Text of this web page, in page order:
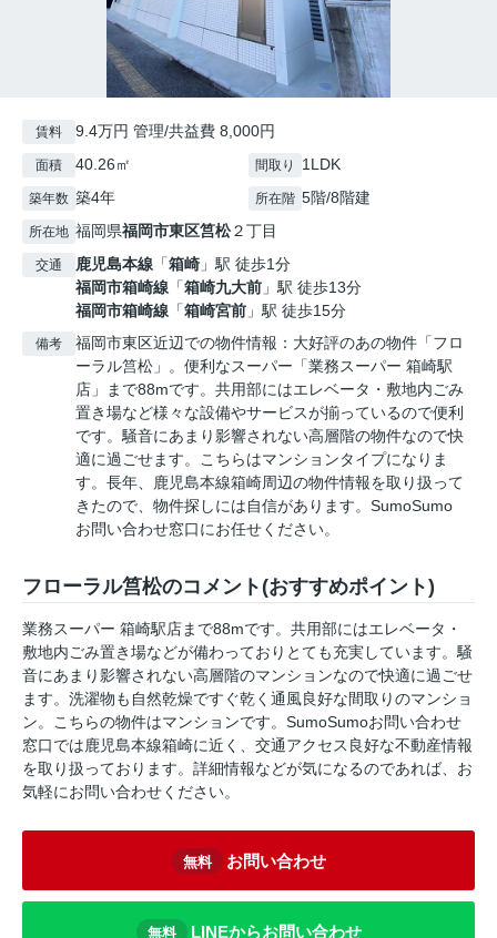
賃料 9.4万円 管理/共益費 8,000円
面積 40.26㎡ 間取り 1LDK
築年数 築4年 所在階 5階/8階建
所在地 福岡県福岡市東区筥松２丁目
交通 鹿児島本線 「箱崎 」駅 徒歩1分
福岡市箱崎線 「箱崎九大前 」駅 徒歩13分
福岡市箱崎線 「箱崎宮前 」駅 徒歩15分
備考
福岡市東区近辺での物件情報：大好評のあの物件「フロ
ーラル筥松」。便利なスーパー「業務スーパー 箱崎駅
店」まで88mです。共用部にはエレベータ・敷地内ごみ
置き場など様々な設備やサービスが揃っているので便利
です。騒音にあまり影響されない高層階の物件なので快
適に過ごせます。こちらはマンションタイプになりま
す。長年、鹿児島本線箱崎周辺の物件情報を取り扱って
きたので、物件探しには自信があります。SumoSumo
お問い合わせ窓口にお任せください。
フローラル筥松のコメント(おすすめポイント)
業務スーパー 箱崎駅店まで88mです。共用部にはエレベータ・
敷地内ごみ置き場などが備わっておりとても充実しています。騒
音にあまり影響されない高層階のマンションなので快適に過ごせ
ます。洗濯物も自然乾燥ですぐ乾く通風良好な間取りのマンショ
ン。こちらの物件はマンションです。SumoSumoお問い合わせ
窓口では鹿児島本線箱崎に近く、交通アクセス良好な不動産情報
を取り扱っております。詳細情報などが気になるのであれば、お
気軽にお問い合わせください。
無料 お問い合わせ
無料 LINEからお問い合わせ